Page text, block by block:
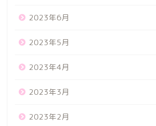
2023年6月
2023年5月
2023年4月
2023年3月
2023年2月